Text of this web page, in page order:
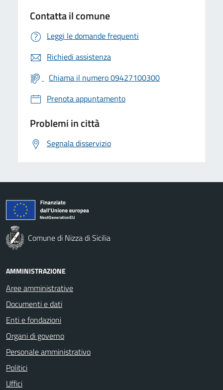
Contatta il comune
Leggi le domande frequenti
Richiedi assistenza
Chiama il numero 09427100300
Prenota appuntamento
Problemi in città
Segnala disservizio
Comune di Nizza di Sicilia
AMMINISTRAZIONE
Aree amministrative
Documenti e dati
Enti e fondazioni
Organi di governo
Personale amministrativo
Politici
Uffici